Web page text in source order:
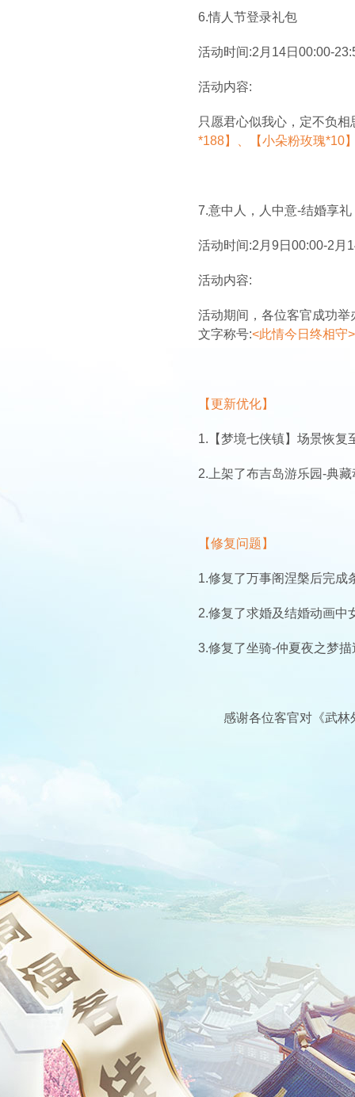
6.情人节登录礼包
活动时间:2月14日00:00-
活动内容:
只愿君心似我心，定不负
*188】、【小朵粉玫瑰*10
7.意中人，人中意-结婚享礼
活动时间:2月9日00:00-2月
活动内容:
活动期间，各位客官成功举
文字称号:<此情今日终相守
【更新优化】
1. 【梦境七侠镇】场景恢复
2. 上架了布吉岛游乐园-典
【修复问题】
1.修复了万事阁涅槃后完成
2.修复了求婚及结婚动画中
3.修复了坐骑-仲夏夜之梦
感谢各位客官对《武